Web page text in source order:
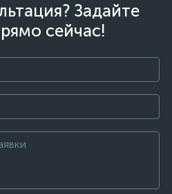
Задайте
сейчас!